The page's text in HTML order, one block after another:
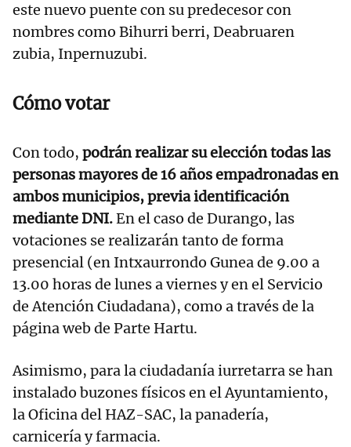
este nuevo puente con su predecesor con
nombres como Bihurri berri, Deabruaren
zubia, Inpernuzubi.
Cómo votar
Con todo, podrán realizar su elección todas las
personas mayores de 16 años empadronadas en
ambos municipios, previa identificación
mediante DNI.En el caso de Durango, las
votaciones se realizarán tanto de forma
presencial (en Intxaurrondo Gunea de 9.00 a
13.00 horas de lunes a viernes y en el Servicio
de Atención Ciudadana), como a través de la
página web de Parte Hartu.
Asimismo, para la ciudadanía iurretarra se han
instalado buzones físicos en el Ayuntamiento,
la Oficina del HAZ-SAC, la panadería,
carnicería y farmacia.